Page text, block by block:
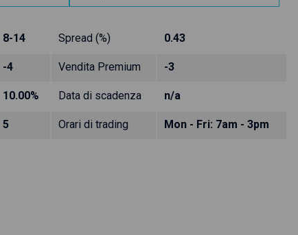
8-14 Spread (%) 0.43
-4 Vendita Premium -3
10.00% Data di scadenza n/a
5 Orari di trading Mon - Fri: 7am - 3pm